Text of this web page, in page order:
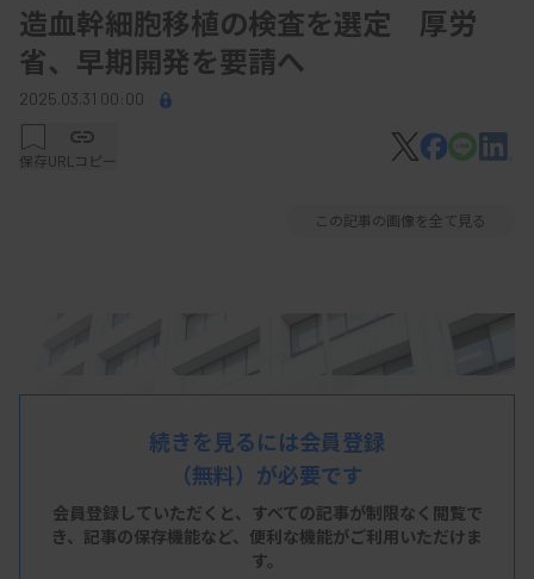
造血幹細胞移植の検査を選定 厚労
省、早期開発を要請へ
2025.03.31 00:00
保存URLコピー
この記事の画像を全て見る
続きを見るには会員登録
（無料）が必要です
会員登録していただくと、すべての記事が制限なく閲覧で
き、 記事の保存機能など、便利な機能がご利用いただけま
す。